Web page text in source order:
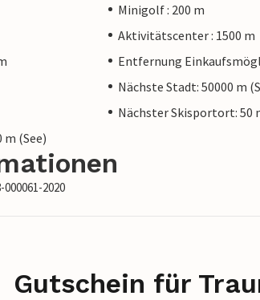
Minigolf : 200 m
Aktivitätscenter : 1500 m
Entfernung
Nächste Stadt: 50000 m
Nächster Skisportort: 50
(See)
2020
Gutschein für